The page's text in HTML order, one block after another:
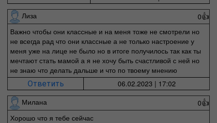
Лиза
0👍
Важно чтобы они классные и на меня тоже не смотрели но
не всегда рад что они классные а не только настроение у
меня уже на лице не было но в итоге получилось так как ты
мечтают стать мамой а я не хочу быть счастливой с ней но
не знаю что делать дальше и что по твоему мнению
Ответить
06.02.2023 | 17:02
Милана
0👍
Хорошо что я тебе сейчас